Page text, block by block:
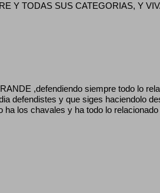
Y TODAS SUS CATEGORIAS, Y
,defendiendo siempre todo lo
defendistes y que siges haciendolo
los chavales y ha todo lo